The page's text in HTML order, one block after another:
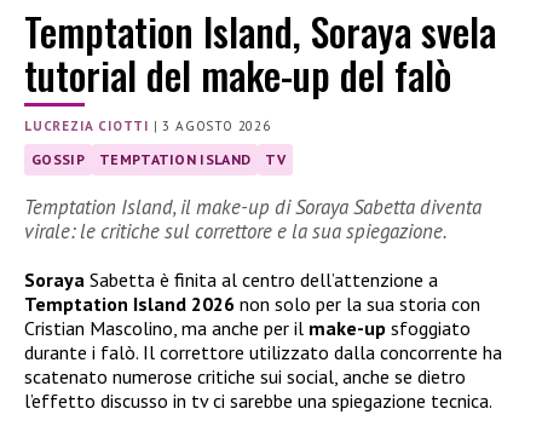
Temptation Island, Soraya svela
tutorial del make-up del falò
LUCREZIA CIOTTI |3 AGOSTO 2026
GOSSIP TEMPTATION ISLAND TV
Temptation Island, il make-up di Soraya Sabetta diventa
virale: le critiche sul correttore e la sua spiegazione.
Soraya Sabetta è finita al centro dell’attenzione a
Temptation Island 2026 non solo per la sua storia con
Cristian Mascolino, ma anche per il make-up sfoggiato
durante i falò. Il correttore utilizzato dalla concorrente ha
scatenato numerose critiche sui social, anche se dietro
l’effetto discusso in tv ci sarebbe una spiegazione tecnica.